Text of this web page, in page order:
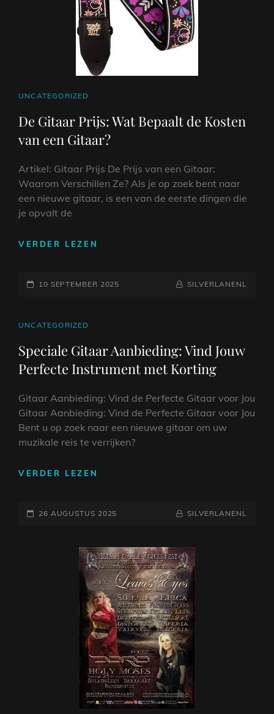
PRIJS
CAT
UNCATEGORIZED
De Gitaar Prijs: Wat Bepaalt de Kosten
van een Gitaar?
Artikel: Gitaar Prijs De Prijs van een Gitaar:
Waarom Verschillen Ze? Als je op zoek bent naar
een nieuwe gitaar, is een van de eerste dingen die
je opvalt de
VERDER LEZEN
WAT
EEN
GITAAR?
GEPLAATST
10 SEPTEMBER 2025 NAAMREGEL
BYLINE
SILVERLANENL
CAT
UNCATEGORIZED
Speciale Gitaar Aanbieding: Vind Jouw
Perfecte Instrument met Korting
Gitaar Aanbieding: Vind de Perfecte Gitaar voor Jou
Gitaar Aanbieding: Vind de Perfecte Gitaar voor Jou
Bent u op zoek naar een nieuwe gitaar om uw
muzikale reis te verrijken?
VERDER LEZEN
VIND
INSTRUMENT
MET
KORTING
GEPLAATST
26 AUGUSTUS 2025 NAAMREGEL
BYLINE
SILVERLANENL